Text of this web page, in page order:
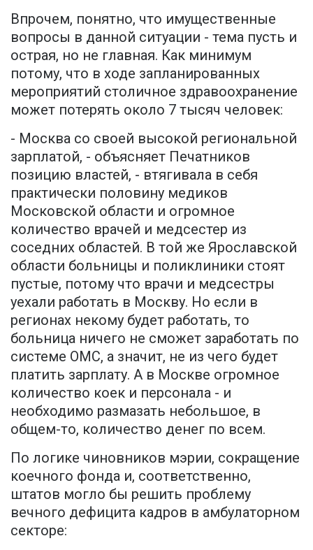
Впрочем, понятно, что имущественные
вопросы в данной ситуации - тема пусть и
острая, но не главная. Как минимум
потому, что в ходе запланированных
мероприятий столичное здравоохранение
может потерять около 7 тысяч человек:
- Москва со своей высокой региональной
зарплатой, - объясняет Печатников
позицию властей, - втягивала в себя
практически половину медиков
Московской области и огромное
количество врачей и медсестер из
соседних областей. В той же Ярославской
области больницы и поликлиники стоят
пустые, потому что врачи и медсестры
уехали работать в Москву. Но если в
регионах некому будет работать, то
больница ничего не сможет заработать по
системе ОМС, а значит, не из чего будет
платить зарплату. А в Москве огромное
количество коек и персонала - и
необходимо размазать небольшое, в
общем-то, количество денег по всем.
По логике чиновников мэрии, сокращение
коечного фонда и, соответственно,
штатов могло бы решить проблему
вечного дефицита кадров в амбулаторном
секторе: